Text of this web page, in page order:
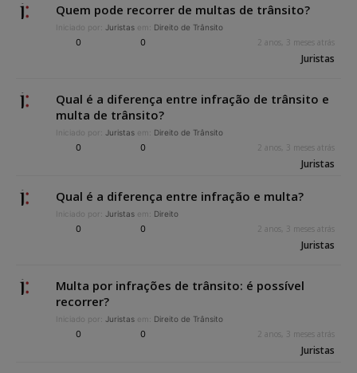
Quem pode recorrer de multas de trânsito?
Iniciado por: Juristas em: Direito de Trânsito
0 0 2 anos, 3 meses atrás
Juristas
Qual é a diferença entre infração de trânsito e
multa de trânsito?
Iniciado por: Juristas em: Direito de Trânsito
0 0 2 anos, 3 meses atrás
Juristas
Qual é a diferença entre infração e multa?
Iniciado por: Juristas em: Direito
0 0 2 anos, 3 meses atrás
Juristas
Multa por infrações de trânsito: é possível
recorrer?
Iniciado por: Juristas em: Direito de Trânsito
0 0 2 anos, 3 meses atrás
Juristas